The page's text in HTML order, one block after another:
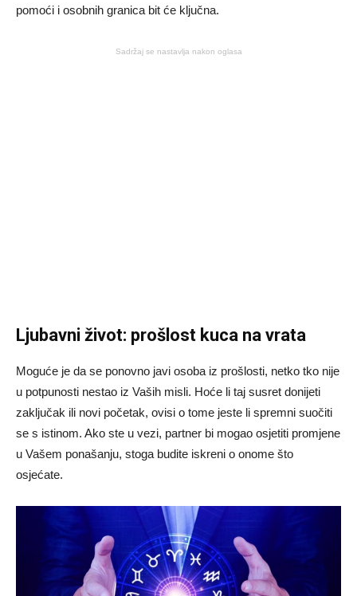
pomoći i osobnih granica bit će ključna.
Sadržaj se nastavlja nakon oglasa
Ljubavni život: prošlost kuca na vrata
Moguće je da se ponovno javi osoba iz prošlosti, netko tko nije
u potpunosti nestao iz Vaših misli. Hoće li taj susret donijeti
zaključak ili novi početak, ovisi o tome jeste li spremni suočiti
se s istinom. Ako ste u vezi, partner bi mogao osjetiti promjene
u Vašem ponašanju, stoga budite iskreni o onome što
osjećate.